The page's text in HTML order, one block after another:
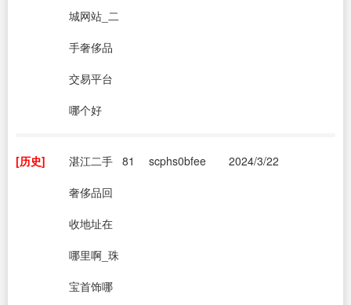
城网站_二
手奢侈品
交易平台
哪个好
[历史]
湛江二手
奢侈品回
收地址在
哪里啊_珠
宝首饰哪
81 scphs0bfee 2024/3/22